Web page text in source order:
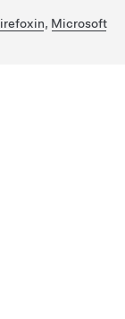
, Microsoft